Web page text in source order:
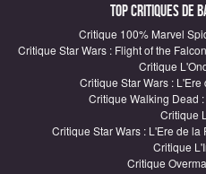
Top critiques de
Critique 100% Marvel
Critique Star Wars : Flight of the
Critique
Critique Star Wars :
Critique Walking Dead
Critique
Critique Star Wars : L'Ere de
Critique
Critique